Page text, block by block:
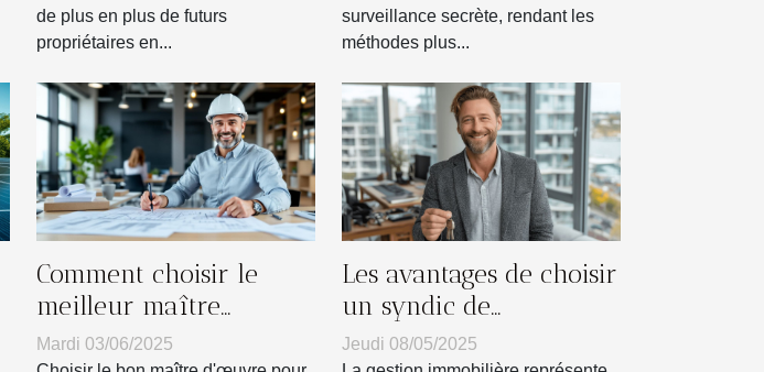
de plus en plus de futurs
propriétaires en...
surveillance secrète, rendant les
méthodes plus...
Comment choisir le
meilleur maître
d'œuvre pour votre
Mardi 03/06/2025
Les avantages de choisir
un syndic de
copropriété local pour
Jeudi 08/05/2025